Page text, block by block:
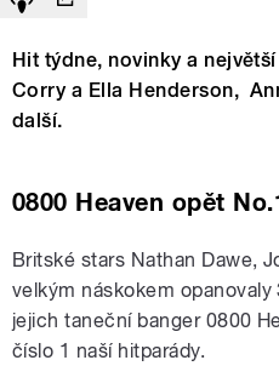
Hit týdne, novinky a
Corry a Ella Henderson,
další.
0800 Heaven opět
Britské stars Nathan Dawe,
velkým náskokem
jejich taneční banger 0800
číslo 1 naší hitparády.